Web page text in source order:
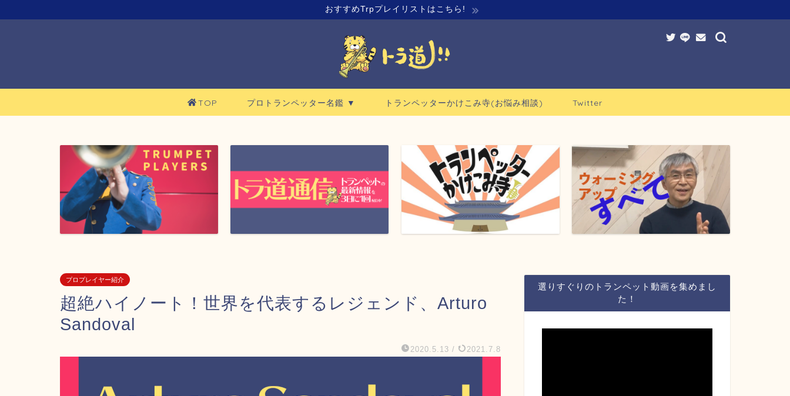
おすすめTrpプレイリストはこちら!
TOP プロトランペッター名鑑 ▼ トランペッターかけこみ寺(お悩み相談) Twitter
プロプレイヤー紹介
超絶ハイノート！世界を代表するレジェンド、Arturo
Sandoval
2020.5.13 / 2021.7.8
選りすぐりのトランペット動画を集めまし
た！